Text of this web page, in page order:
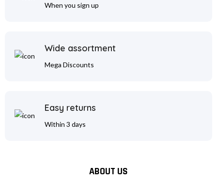
When you sign up
Wide assortment
Mega Discounts
Easy returns
Within 3 days
ABOUT US